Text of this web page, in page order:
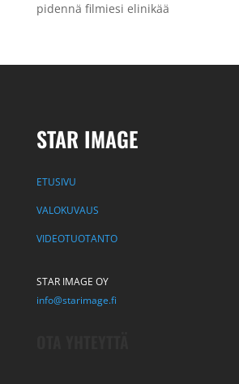
pidennä filmiesi elinikää
STAR IMAGE
ETUSIVU
VALOKUVAUS
VIDEOTUOTANTO
STAR IMAGE OY
info@starimage.fi